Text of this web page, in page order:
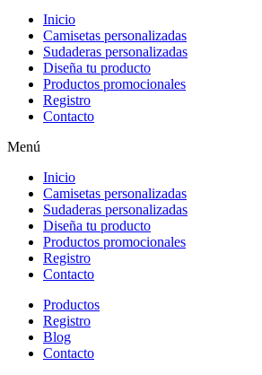
Inicio
Camisetas personalizadas
Sudaderas personalizadas
Diseña tu producto
Productos promocionales
Registro
Contacto
Menú
Inicio
Camisetas personalizadas
Sudaderas personalizadas
Diseña tu producto
Productos promocionales
Registro
Contacto
Productos
Registro
Blog
Contacto